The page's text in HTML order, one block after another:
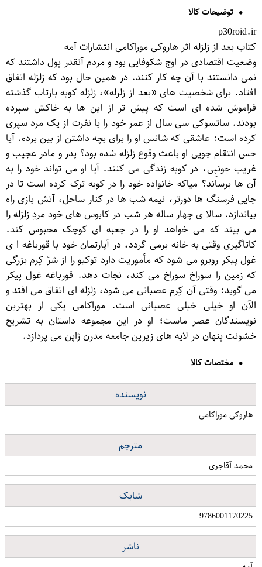
توضیحات کالا
p30roid.ir
کتاب بعد از زلزله اثر هاروکی موراکامی انتشارات آمه
وضعیت اقتصادی در اوج شکوفایی بود و مردم آن‏قدر پول داشتند که
نمی دانستند با آن چه کار کنند. در همین حال بود که زلزله اتفاق
افتاد. برای شخصیت های «بعد از زلزله»، زلزله کوبه بازتاب گذشته
فراموش شده ای است که پیش تر از این ها به خاکش سپرده
بودند. ساتسوکی سی سال از عمر خود را با نفرت از یک مرد سپری
کرده است: عاشقی که شانس او را برای بچه داشتن از بین برده. آیا
حس انتقام جویی او باعث وقوع زلزله شده بود؟ پدر و مادر عجیب و
غریب جونپِی، در کوبه زندگی می کنند. آیا او می تواند خود را به
آن ها برساند؟ میاکه خانواده خود را در کوبه ترک کرده است تا در
جایی فرسنگ ها دورتر، نیمه شب ها در کنار ساحل، آتش بازی راه
بیاندازد. سالا ی چهار ساله هر شب در کابوس های خود مردِ زلزله را
می بیند که می خواهد او را در جعبه ای کوچک محبوس کند.
کاتاگیری وقتی به خانه برمی گردد، در آپارتمان خود با قورباغه ا ی
غول پیکر روبرو می شود که مأموریت دارد توکیو را از شرّ کِرم بزرگی
که زمین را سوراخ سوراخ می کند، نجات دهد. قورباغه غول پیکر
می گوید: وقتی آن کِرم عصبانی می شود، زلزله ای اتفاق می افتد و
الآن او خیلی خیلی عصبانی است. موراکامی یکی از بهترین
نویسندگان عصر ماست؛ او در این مجموعه داستان به تشریح
خشونت پنهان در لایه های زیرین جامعه مدرن ژاپن می پردازد.
مختصات کالا
نویسنده
هاروکی موراکامی
مترجم
محمد آقاجری
شابک
9786001170225
ناشر